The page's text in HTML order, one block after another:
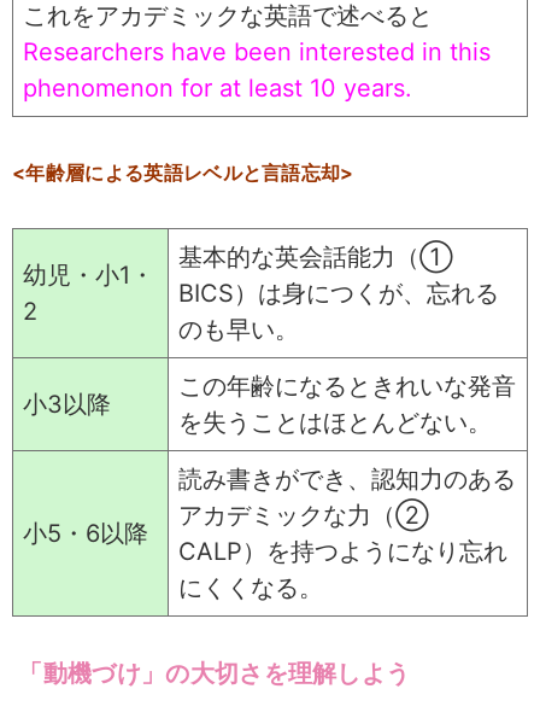
これをアカデミックな英語で述べると
Researchers have been interested in this
phenomenon for at least 10 years.
<年齢層による英語レベルと言語忘却>
幼児・小1・
2
基本的な英会話能力（①
BICS）は身につくが、忘れる
のも早い。
小3以降
この年齢になるときれいな発音
を失うことはほとんどない。
小5・6以降
読み書きができ、認知力のある
アカデミックな力（②
CALP）を持つようになり忘れ
にくくなる。
「動機づけ」の大切さを理解しよう